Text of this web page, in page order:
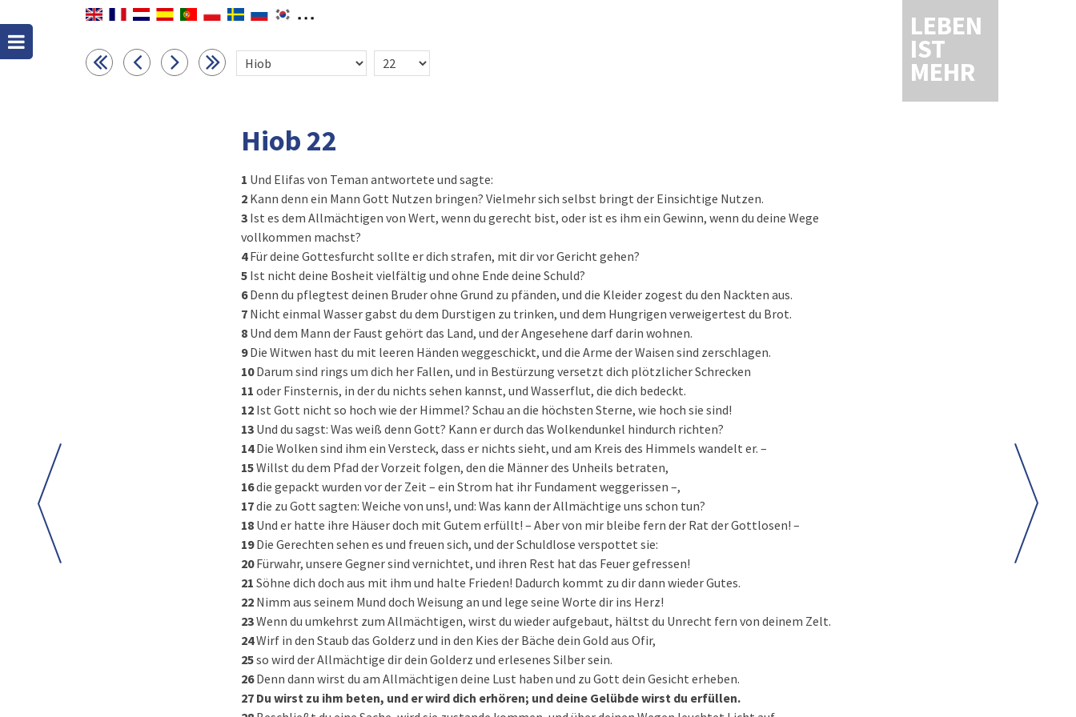
LEBEN
IST
MEHR
Hiob 22
1 Und Elifas von Teman antwortete und sagte:
2 Kann denn ein Mann Gott Nutzen bringen? Vielmehr sich selbst bringt der Einsichtige Nutzen.
3 Ist es dem Allmächtigen von Wert, wenn du gerecht bist, oder ist es ihm ein Gewinn, wenn du deine Wege
vollkommen machst?
4Für deine Gottesfurcht sollte er dich strafen, mit dir vor Gericht gehen?
5 Ist nicht deine Bosheit vielfältig und ohne Ende deine Schuld?
6Denn du pflegtest deinen Bruder ohne Grund zu pfänden, und die Kleider zogest du den Nackten aus.
7 Nicht einmal Wasser gabst du dem Durstigen zu trinken, und dem Hungrigen verweigertest du Brot.
8 Und dem Mann der Faust gehört das Land, und der Angesehene darf darin wohnen.
9Die Witwen hast du mit leeren Händen weggeschickt, und die Arme der Waisen sind zerschlagen.
10Darum sind rings um dich her Fallen, und in Bestürzung versetzt dich plötzlicher Schrecken
11 oder Finsternis, in der du nichts sehen kannst, und Wasserflut, die dich bedeckt.
12 Ist Gott nicht so hoch wie der Himmel? Schau an die höchsten Sterne, wie hoch sie sind!
13 Und du sagst: Was weiß denn Gott? Kann er durch das Wolkendunkel hindurch richten?
14Die Wolken sind ihm ein Versteck, dass er nichts sieht, und am Kreis des Himmels wandelt er. –
15Willst du dem Pfad der Vorzeit folgen, den die Männer des Unheils betraten,
16die gepackt wurden vor der Zeit – ein Strom hat ihr Fundament weggerissen –,
17die zu Gott sagten: Weiche von uns!, und: Was kann der Allmächtige uns schon tun?
18 Und er hatte ihre Häuser doch mit Gutem erfüllt! – Aber von mir bleibe fern der Rat der Gottlosen! –
19Die Gerechten sehen es und freuen sich, und der Schuldlose verspottet sie:
20Fürwahr, unsere Gegner sind vernichtet, und ihren Rest hat das Feuer gefressen!
21 Söhne dich doch aus mit ihm und halte Frieden! Dadurch kommt zu dir dann wieder Gutes.
22 Nimm aus seinem Mund doch Weisung an und lege seine Worte dir ins Herz!
23Wenn du umkehrst zum Allmächtigen, wirst du wieder aufgebaut, hältst du Unrecht fern von deinem Zelt.
24Wirf in den Staub das Golderz und in den Kies der Bäche dein Gold aus Ofir,
25so wird der Allmächtige dir dein Golderz und erlesenes Silber sein.
26Denn dann wirst du am Allmächtigen deine Lust haben und zu Gott dein Gesicht erheben.
27 Du wirst zu ihm beten, und er wird dich erhören; und deine Gelübde wirst du erfüllen.